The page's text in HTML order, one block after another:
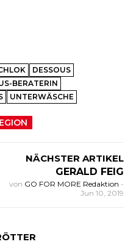
DESSOUS
BERATERIN
UNTERWÄSCHE
NÄCHSTER ARTIKEL
GERALD FEIG
von GO FOR MORE Redaktion -
Jun 10, 2019